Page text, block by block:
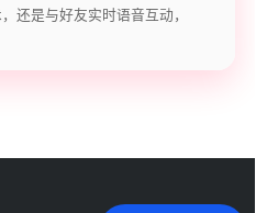
还是与好友实时语音互动，